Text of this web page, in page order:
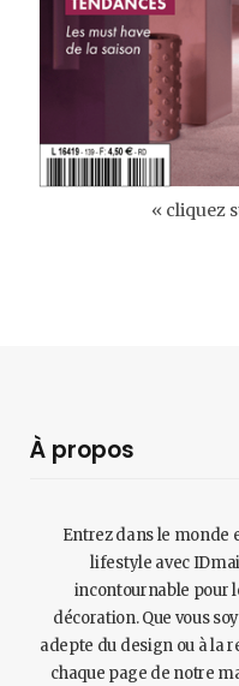
« cliquez
À propos
Entrez dans le monde
lifestyle avec
incontournable pour
décoration. Que vous
adepte du design ou à la
chaque page de notre